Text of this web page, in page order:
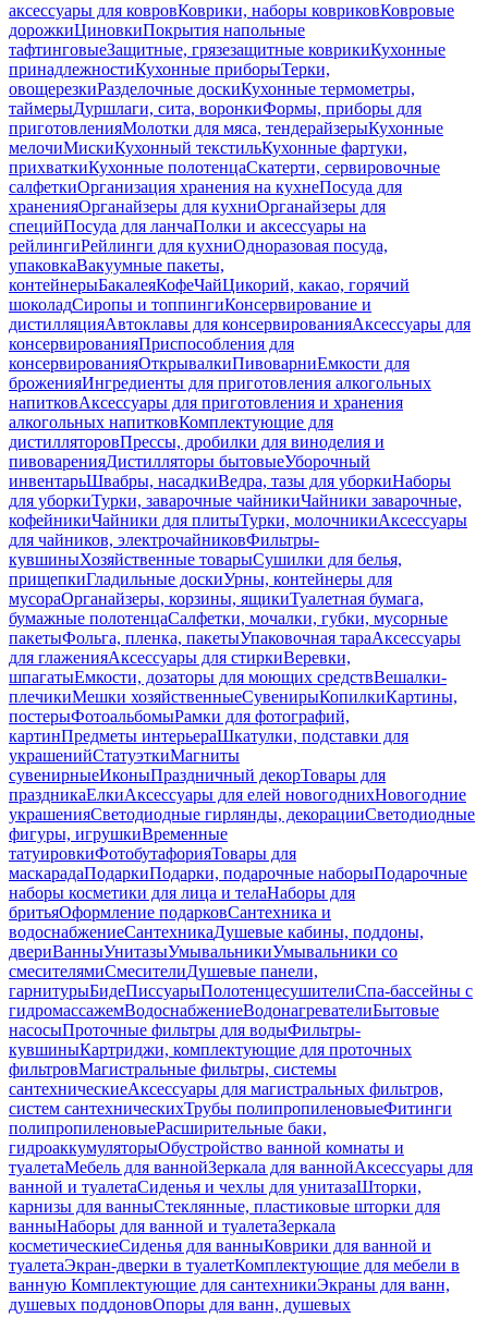
аксессуары для ковровКоврики, наборы ковриковКовровые
дорожкиЦиновкиПокрытия напольные
тафтинговыеЗащитные, грязезащитные коврикиКухонные
принадлежностиКухонные приборыТерки,
овощерезкиРазделочные доскиКухонные термометры,
таймерыДуршлаги, сита, воронкиФормы, приборы для
приготовленияМолотки для мяса, тендерайзерыКухонные
мелочиМискиКухонный текстильКухонные фартуки,
прихваткиКухонные полотенцаСкатерти, сервировочные
салфеткиОрганизация хранения на кухнеПосуда для
храненияОрганайзеры для кухниОрганайзеры для
специйПосуда для ланчаПолки и аксессуары на
рейлингиРейлинги для кухниОдноразовая посуда,
упаковкаВакуумные пакеты,
контейнерыБакалеяКофеЧайЦикорий, какао, горячий
шоколадСиропы и топпингиКонсервирование и
дистилляцияАвтоклавы для консервированияАксессуары для
консервированияПриспособления для
консервированияОткрывалкиПивоварниЕмкости для
броженияИнгредиенты для приготовления алкогольных
напитковАксессуары для приготовления и хранения
алкогольных напитковКомплектующие для
дистилляторовПрессы, дробилки для виноделия и
пивоваренияДистилляторы бытовыеУборочный
инвентарьШвабры, насадкиВедра, тазы для уборкиНаборы
для уборкиТурки, заварочные чайникиЧайники заварочные,
кофейникиЧайники для плитыТурки, молочникиАксессуары
для чайников, электрочайниковФильтры-
кувшиныХозяйственные товарыСушилки для белья,
прищепкиГладильные доскиУрны, контейнеры для
мусораОрганайзеры, корзины, ящикиТуалетная бумага,
бумажные полотенцаСалфетки, мочалки, губки, мусорные
пакетыФольга, пленка, пакетыУпаковочная тараАксессуары
для глаженияАксессуары для стиркиВеревки,
шпагатыЕмкости, дозаторы для моющих средствВешалки-
плечикиМешки хозяйственныеСувенирыКопилкиКартины,
постерыФотоальбомыРамки для фотографий,
картинПредметы интерьераШкатулки, подставки для
украшенийСтатуэткиМагниты
сувенирныеИконыПраздничный декорТовары для
праздникаЕлкиАксессуары для елей новогоднихНовогодние
украшенияСветодиодные гирлянды, декорацииСветодиодные
фигуры, игрушкиВременные
татуировкиФотобутафорияТовары для
маскарадаПодаркиПодарки, подарочные наборыПодарочные
наборы косметики для лица и телаНаборы для
бритьяОформление подарковСантехника и
водоснабжениеСантехникаДушевые кабины, поддоны,
двериВанныУнитазыУмывальникиУмывальники со
смесителямиСмесителиДушевые панели,
гарнитурыБидеПиссуарыПолотенцесушителиСпа-бассейны с
гидромассажемВодоснабжениеВодонагревателиБытовые
насосыПроточные фильтры для водыФильтры-
кувшиныКартриджи, комплектующие для проточных
фильтровМагистральные фильтры, системы
сантехническиеАксессуары для магистральных фильтров,
систем сантехническихТрубы полипропиленовыеФитинги
полипропиленовыеРасширительные баки,
гидроаккумуляторыОбустройство ванной комнаты и
туалетаМебель для ваннойЗеркала для ваннойАксессуары для
ванной и туалетаСиденья и чехлы для унитазаШторки,
карнизы для ванныСтеклянные, пластиковые шторки для
ванныНаборы для ванной и туалетаЗеркала
косметическиеСиденья для ванныКоврики для ванной и
туалетаЭкран-дверки в туалетКомплектующие для мебели в
ванную Комплектующие для сантехникиЭкраны для ванн,
душевых поддоновОпоры для ванн, душевых